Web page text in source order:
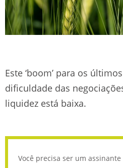
Este ‘boom’ para os
dificuldade das
liquidez está baixa.
Você precisa ser um